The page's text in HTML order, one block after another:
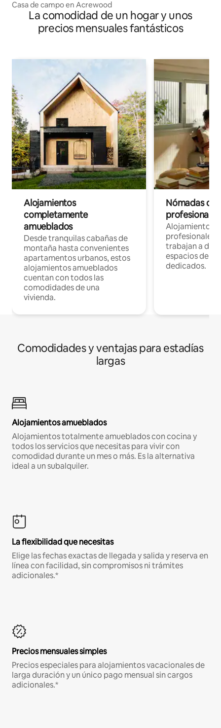
Casa de campo en Acrewood
La comodidad de un hogar y unos
precios mensuales fantásticos
Alojamientos
completamente
amueblados
Desde tranquilas cabañas de
montaña hasta convenientes
apartamentos urbanos, estos
alojamientos amueblados
cuentan con todos las
comodidades de una
vivienda.
Nómadas
Alojamientos
profesionales
trabajan a
espacios de
dedicados.
Comodidades y ventajas para estadías
largas
Alojamientos amueblados
Alojamientos totalmente amueblados con cocina y
todos los servicios que necesitas para vivir con
comodidad durante un mes o más. Es la alternativa
ideal a un subalquiler.
La flexibilidad que necesitas
Elige las fechas exactas de llegada y salida y reserva en
línea con facilidad, sin compromisos ni trámites
adicionales.*
Precios mensuales simples
Precios especiales para alojamientos vacacionales de
larga duración y un único pago mensual sin cargos
adicionales.*